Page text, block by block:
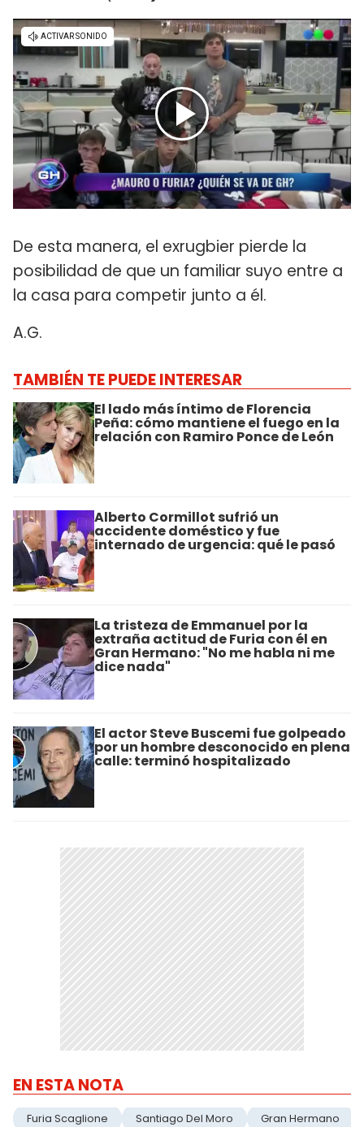
De esta manera, el exrugbier pierde la
posibilidad de que un familiar suyo entre a
la casa para competir junto a él.
A.G.
TAMBIÉN TE PUEDE INTERESAR
El lado más íntimo de Florencia
Peña: cómo mantiene el fuego en la
relación con Ramiro Ponce de León
Alberto Cormillot sufrió un
accidente doméstico y fue
internado de urgencia: qué le pasó
La tristeza de Emmanuel por la
extraña actitud de Furia con él en
Gran Hermano: "No me habla ni me
dice nada"
El actor Steve Buscemi fue golpeado
por un hombre desconocido en plena
calle: terminó hospitalizado
EN ESTA NOTA
Furia Scaglione Santiago Del Moro Gran Hermano